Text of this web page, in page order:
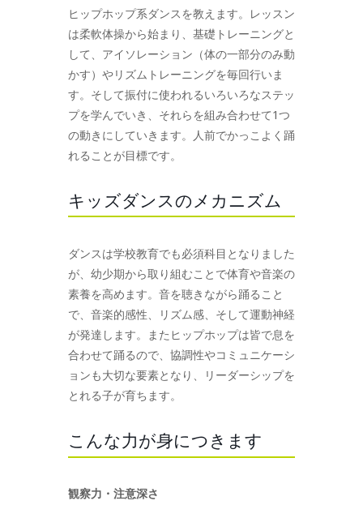
ヒップホップ系ダンスを教えます。レッスン
は柔軟体操から始まり、基礎トレーニングと
して、アイソレーション（体の一部分のみ動
かす）やリズムトレーニングを毎回行いま
す。そして振付に使われるいろいろなステッ
プを学んでいき、それらを組み合わせて1つ
の動きにしていきます。人前でかっこよく踊
れることが目標です。
キッズダンスのメカニズム
ダンスは学校教育でも必須科目となりました
が、幼少期から取り組むことで体育や音楽の
素養を高めます。音を聴きながら踊ること
で、音楽的感性、リズム感、そして運動神経
が発達します。またヒップホップは皆で息を
合わせて踊るので、協調性やコミュニケーシ
ョンも大切な要素となり、リーダーシップを
とれる子が育ちます。
こんな力が身につきます
観察力・注意深さ